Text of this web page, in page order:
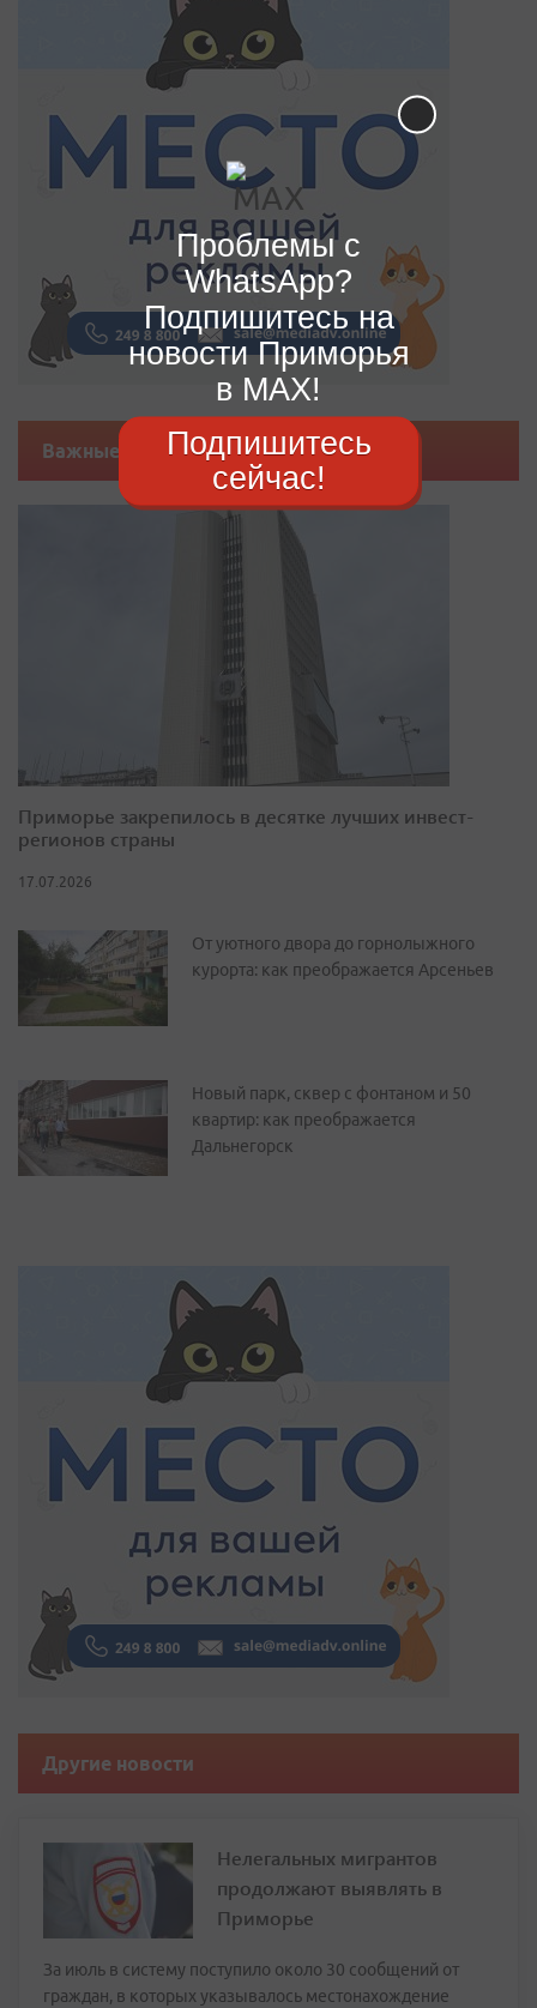
Важные новости
Приморье закрепилось в десятке лучших инвест-
регионов страны
17.07.2026
От уютного двора до горнолыжного
курорта: как преображается Арсеньев
Новый парк, сквер с фонтаном и 50
квартир: как преображается
Дальнегорск
Другие новости
Нелегальных мигрантов
продолжают выявлять в
Приморье
За июль в систему поступило около 30 сообщений от
граждан, в которых указывалось местонахождение
Проблемы с
WhatsApp?
Подпишитесь на
новости Приморья
в MAX!
Подпишитесь
сейчас!